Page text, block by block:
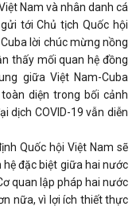
Nam và nhân danh cá
tới Chủ tịch Quốc hội
lời chúc mừng nồng
thấy mối quan hệ đồng
giữa Việt Nam-Cuba
diện trong bối cảnh
dịch COVID-19 vẫn diễn
Quốc hội Việt Nam sẽ
đặc biệt giữa hai nước
quan lập pháp hai nước
nữa, vì lợi ích thiết thực